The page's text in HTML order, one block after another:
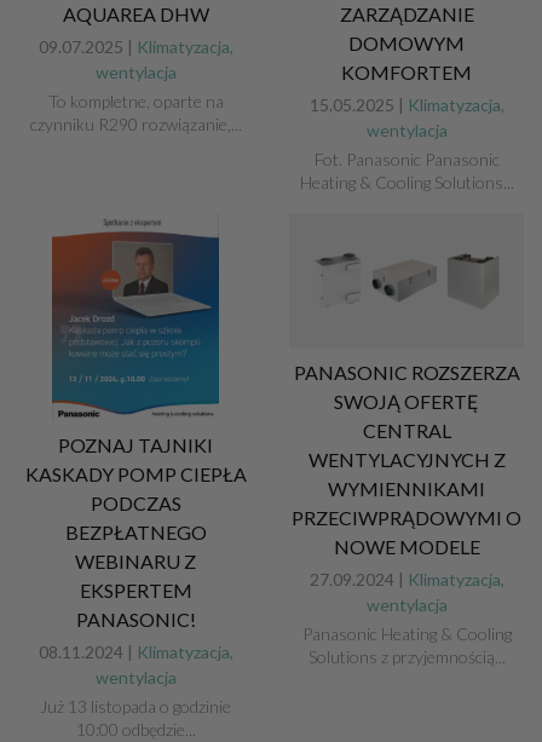
AQUAREA DHW
09.07.2025 | Klimatyzacja,
wentylacja
To kompletne, oparte na
czynniku R290 rozwiązanie,...
ZARZĄDZANIE
DOMOWYM
KOMFORTEM
15.05.2025 | Klimatyzacja,
wentylacja
Fot. Panasonic Panasonic
Heating & Cooling Solutions...
POZNAJ TAJNIKI
KASKADY POMP CIEPŁA
PODCZAS
BEZPŁATNEGO
WEBINARU Z
EKSPERTEM
PANASONIC!
08.11.2024 | Klimatyzacja,
wentylacja
Już 13 listopada o godzinie
10:00 odbędzie...
PANASONIC ROZSZERZA
SWOJĄ OFERTĘ
CENTRAL
WENTYLACYJNYCH Z
WYMIENNIKAMI
PRZECIWPRĄDOWYMI O
NOWE MODELE
27.09.2024 | Klimatyzacja,
wentylacja
Panasonic Heating & Cooling
Solutions z przyjemnością...